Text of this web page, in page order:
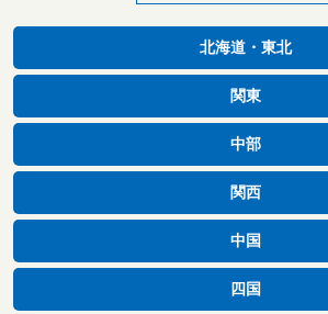
北海道・東北
関東
中部
関西
中国
四国